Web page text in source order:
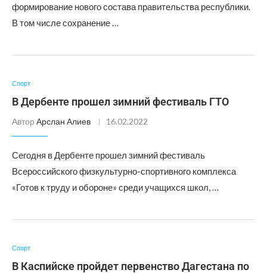
формирование нового состава правительства республики.
В том числе сохранение …
Спорт
В Дербенте прошел зимний фестиваль ГТО
Автор Арслан Алиев 16.02.2022
Сегодня в Дербенте прошел зимний фестиваль
Всероссийского физкультурно-спортивного комплекса
«Готов к труду и обороне» среди учащихся школ, …
Спорт
В Каспийске пройдет первенство Дагестана по